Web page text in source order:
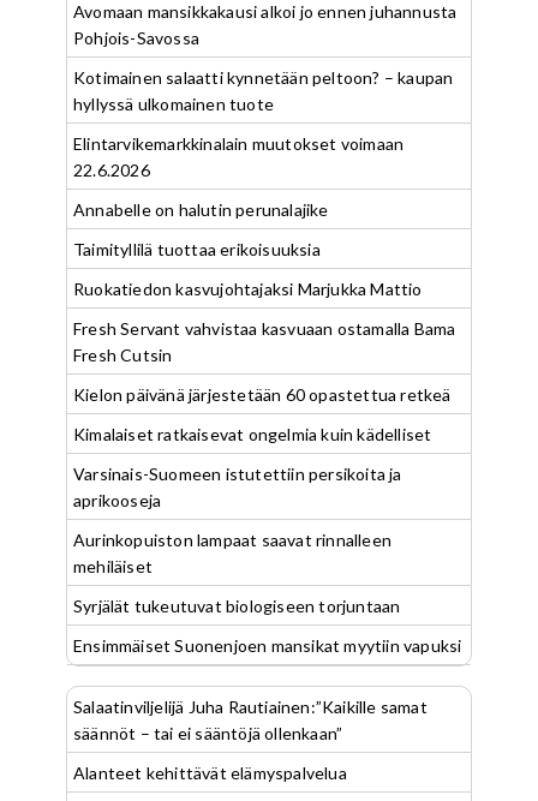
Avomaan mansikkakausi alkoi jo ennen juhannusta
Pohjois-Savossa
Kotimainen salaatti kynnetään peltoon? – kaupan
hyllyssä ulkomainen tuote
Elintarvikemarkkinalain muutokset voimaan
22.6.2026
Annabelle on halutin perunalajike
Taimityllilä tuottaa erikoisuuksia
Ruokatiedon kasvujohtajaksi Marjukka Mattio
Fresh Servant vahvistaa kasvuaan ostamalla Bama
Fresh Cutsin
Kielon päivänä järjestetään 60 opastettua retkeä
Kimalaiset ratkaisevat ongelmia kuin kädelliset
Varsinais-Suomeen istutettiin persikoita ja
aprikooseja
Aurinkopuiston lampaat saavat rinnalleen
mehiläiset
Syrjälät tukeutuvat biologiseen torjuntaan
Ensimmäiset Suonenjoen mansikat myytiin vapuksi
Salaatinviljelijä Juha Rautiainen:”Kaikille samat
säännöt – tai ei sääntöjä ollenkaan”
Alanteet kehittävät elämyspalvelua